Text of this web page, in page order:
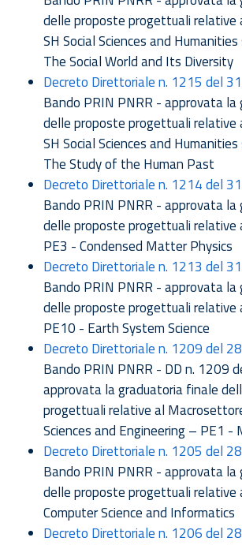
delle proposte progettuali
SH Social Sciences and
The Social World and Its Diversity
Decreto Direttoriale n. 1215 del
Bando PRIN PNRR - approvata
delle proposte progettuali
SH Social Sciences and
The Study of the Human Past
Decreto Direttoriale n. 1214 del
Bando PRIN PNRR - approvata
delle proposte progettuali
PE3 - Condensed Matter Physics
Decreto Direttoriale n. 1213 del
Bando PRIN PNRR - approvata
delle proposte progettuali
PE10 - Earth System Science
Decreto Direttoriale n. 1209 del
Bando PRIN PNRR - DD n. 1209
approvata la graduatoria finale
progettuali relative al
Sciences and Engineering – PE1 -
Decreto Direttoriale n. 1205 del
Bando PRIN PNRR - approvata
delle proposte progettuali
Computer Science and Informatics
Decreto Direttoriale n. 1206 del